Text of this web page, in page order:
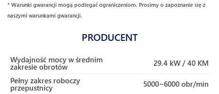
* Warunki gwarancji mogą podlegać ograniczeniom. Prosimy o zapoznanie się z
naszymi warunkami gwarancji.
PRODUCENT
Wydajność mocy w średnim
zakresie obrotów
29.4 kW / 40 KM
Pełny zakres roboczy
przepustnicy
5000~6000 obr/min